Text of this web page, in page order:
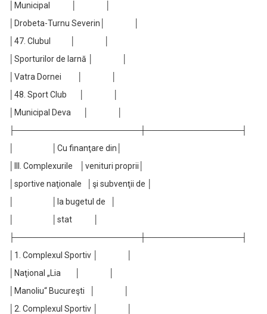
│Municipal │ │
│Drobeta-Turnu Severin│ │
│47. Clubul │ │
│Sporturilor de Iarnă │ │
│Vatra Dornei │ │
│48. Sport Club │ │
│Municipal Deva │ │
├─────────────────────┼────────────────┤
│ │Cu finanţare din│
│III. Complexurile │venituri proprii│
│sportive naţionale │şi subvenţii de │
│ │la bugetul de │
│ │stat │
├─────────────────────┼────────────────┤
│1. Complexul Sportiv │ │
│Naţional „Lia │ │
│Manoliu“ Bucureşti │ │
│2. Complexul Sportiv │ │